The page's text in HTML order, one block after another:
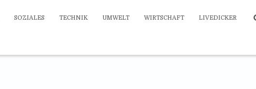
SOZIALES TECHNIK UMWELT WIRTSCHAFT LIVEDICKER